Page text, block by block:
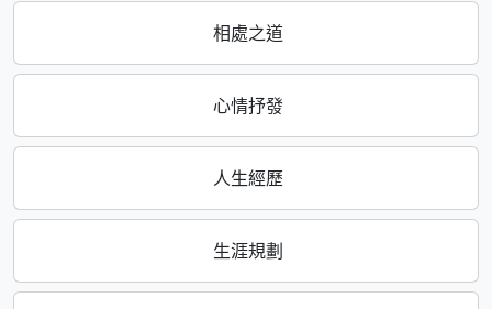
相處之道
心情抒發
人生經歷
生涯規劃